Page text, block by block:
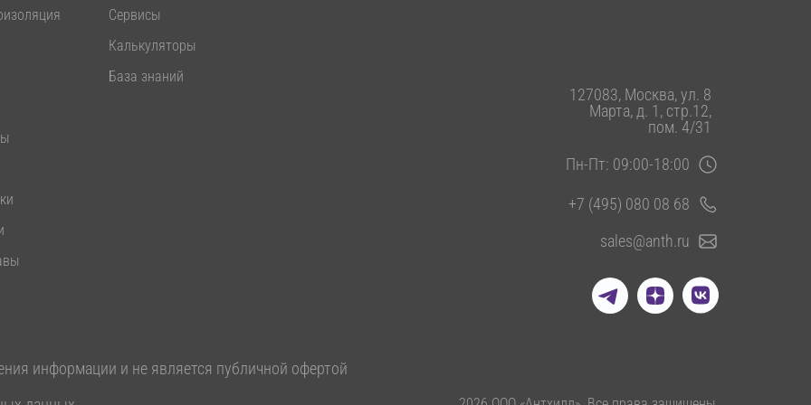
Сервисы
Калькуляторы
База знаний
127083, Москва, ул. 8
Марта, д. 1, стр.12,
пом. 4/31
Пн-Пт: 09:00-18:00
+7 (495) 080 08 68
sales@anth.ru
информации и не является публичной офертой